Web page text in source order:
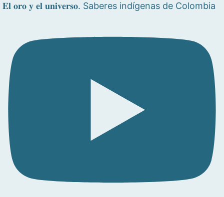
𝐄𝐥 𝐨𝐫𝐨 𝐲 𝐞𝐥 𝐮𝐧𝐢𝐯𝐞𝐫𝐬𝐨. Saberes indígenas de Colombia